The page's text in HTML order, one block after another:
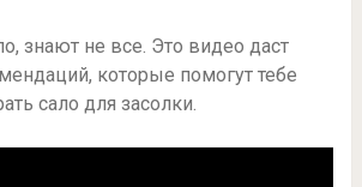
знают не все. Это видео даст
которые помогут тебе
сало для засолки.